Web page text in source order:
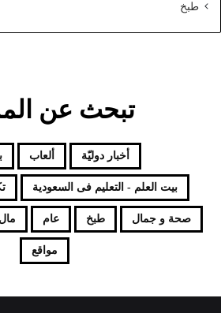
طبخ
تبحث عن
أخبار دوليّة ألعاب
بيت العلم - التعليم فى السعودية
صحة و جمال طبخ عام
مواقع